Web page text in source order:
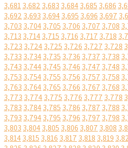
3,6813,682 3,683 3,6843,685 3,686
3,692 3,693 3,6943,695 3,696 3,697
3,703 3,7043,705 3,706 3,707 3,708
3,713 3,7143,715 3,716 3,717 3,718
3,723 3,7243,725 3,726 3,727 3,728
3,733 3,7343,735 3,736 3,737 3,738
3,743 3,7443,745 3,746 3,747 3,748
3,753 3,7543,755 3,756 3,757 3,758
3,763 3,7643,765 3,766 3,767 3,768
3,773 3,7743,775 3,776 3,777 3,778
3,783 3,7843,785 3,786 3,787 3,788
3,793 3,7943,795 3,796 3,797 3,798
3,803 3,8043,805 3,806 3,807 3,808
3,8143,815 3,816 3,817 3,818 3,819